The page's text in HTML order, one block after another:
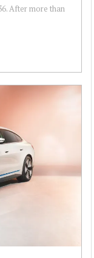
After more than